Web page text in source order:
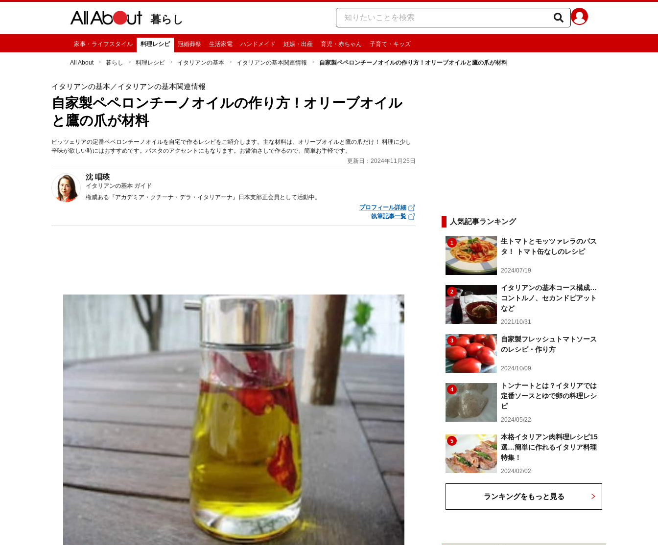
暮らし
家事・ライフスタイル 料理レシピ 冠婚葬祭 生活家電 ハンドメイド 妊娠・出産 育児・赤ちゃん 子育て・キッズ
All About 暮らし 料理レシピ イタリアンの基本 イタリアンの基本関連情報 自家製ペペロンチーノオイルの作り方！オリーブオイルと鷹の爪が材料
イタリアンの基本／イタリアンの基本関連情報
自家製ペペロンチーノオイルの作り方！オリーブオイル
と鷹の爪が材料
ピッツェリアの定番ペペロンチーノオイルを自宅で作るレシピをご紹介します。主な材料は、オリーブオイルと鷹の爪だけ！ 料理に少し
辛味が欲しい時にはおすすめです。パスタのアクセントにもなります。お醤油さしで作るので、簡単お手軽です。
更新日：2024年11月25日
沈 唱瑛
イタリアンの基本 ガイド
権威ある『アカデミア・クチーナ・デラ・イタリアーナ』日本支部正会員として活動中。
プロフィール詳細
執筆記事一覧
人気記事ランキング
1
生トマトとモッツァレラのパス
タ！ トマト缶なしのレシピ
2024/07/19
2
イタリアンの基本コース構成…
コントルノ、セカンドピアット
など
2021/10/31
3
自家製フレッシュトマトソース
のレシピ・作り方
2024/10/09
4
トンナートとは？イタリアでは
定番ソースとゆで卵の料理レシ
ピ
2024/05/22
5
本格イタリアン肉料理レシピ15
選…簡単に作れるイタリア料理
特集！
2024/02/02
ランキングをもっと見る